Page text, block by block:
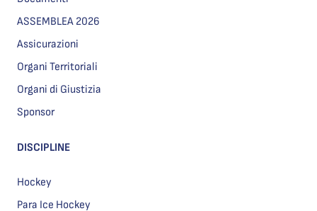
ASSEMBLEA 2026
Assicurazioni
Organi Territoriali
Organi di Giustizia
Sponsor
DISCIPLINE
Hockey
Para Ice Hockey